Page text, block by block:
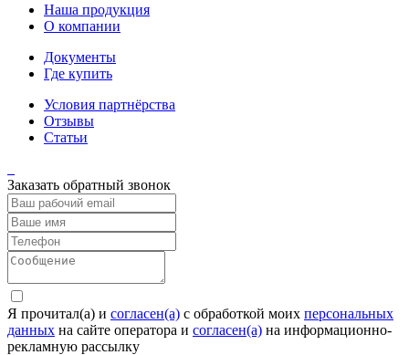
Наша продукция
О компании
Документы
Где купить
Условия партнёрства
Отзывы
Статьи
Заказать обратный звонок
Я прочитал(а) и согласен(а) c обработкой моих персональных
данных на сайте оператора и согласен(а) на информационно-
рекламную рассылку